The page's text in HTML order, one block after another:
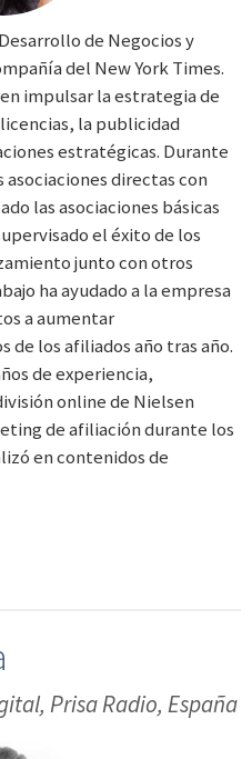
de Negocios y
del New York Times.
impulsar la estrategia de
la publicidad
estratégicas. Durante
directas con
las asociaciones básicas
el éxito de los
junto con otros
ha ayudado a la empresa
a aumentar
los afiliados año tras año.
de experiencia,
online de Nielsen
de afiliación durante los
en contenidos de
Prisa Radio, España